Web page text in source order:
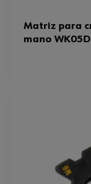
Matriz para
mano WK05D